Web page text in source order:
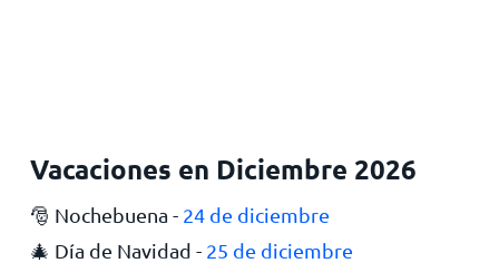
Vacaciones en Diciembre 2026
🎅 Nochebuena - 24 de diciembre
🎄 Día de Navidad - 25 de diciembre